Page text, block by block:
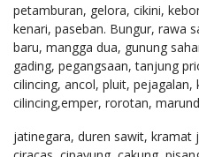
petamburan, gelora, cikini,
kenari, paseban. Bungur, rawa
baru, mangga dua, gunung
gading, pegangsaan, tanjung
cilincing, ancol, pluit, pejagalan,
cilincing,emper, rorotan,
jatinegara, duren sawit, kramat